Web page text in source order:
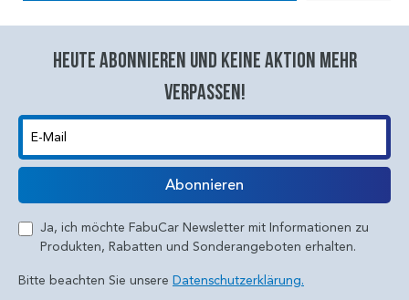
Heute abonnieren und keine aktion mehr
verpassen!
E-Mail
Abonnieren
Ja, ich möchte FabuCar Newsletter mit Informationen zu
Produkten, Rabatten und Sonderangeboten erhalten.
Bitte beachten Sie unsere Datenschutzerklärung.